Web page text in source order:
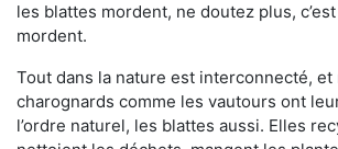
les blattes mordent, ne doutez plus,
mordent.
Tout dans la nature est interconnecté, et
charognards comme les vautours ont
l’ordre naturel, les blattes aussi. Elles